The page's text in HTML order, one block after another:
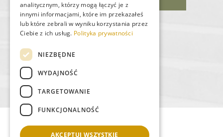
WOJSKOWA AKADEMIA MEDYCZNA
WIĘCEJ
analitycznym, którzy mogą łączyć je z
innymi informacjami, które im przekazałeś
lub które zebrali w wyniku korzystania przez
Ciebie z ich usług. Polityka prywatności
NIEZBĘDNE
WYDAJNOŚĆ
TARGETOWANIE
FUNKCJONALNOŚĆ
AKCEPTUJ WSZYSTKIE